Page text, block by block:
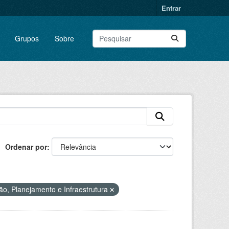
Entrar
Grupos Sobre
Ordenar por
Planejamento e Infraestrutura